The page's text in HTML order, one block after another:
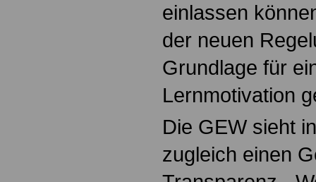
einlassen
der neuen
Grundlage für
Lernmotivation
Die GEW sieht
zugleich einen